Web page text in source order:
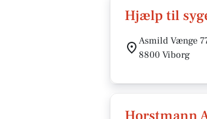
Hjælp til
Asmild Vænge
8800 Viborg